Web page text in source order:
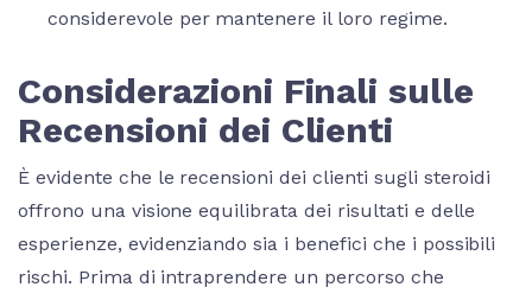
considerevole per mantenere il loro regime.
Considerazioni Finali sulle
Recensioni dei Clienti
È evidente che le recensioni dei clienti sugli steroidi
offrono una visione equilibrata dei risultati e delle
esperienze, evidenziando sia i benefici che i possibili
rischi. Prima di intraprendere un percorso che